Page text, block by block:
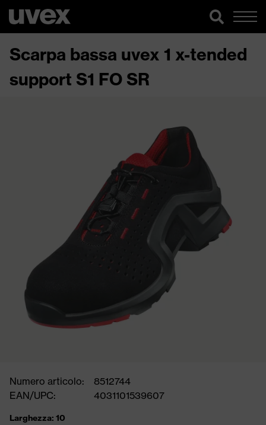
Scarpa bassa uvex 1 x-tended
support S1 FO SR
Numero articolo:
8512744
EAN/UPC:
4031101539607
Larghezza: 10